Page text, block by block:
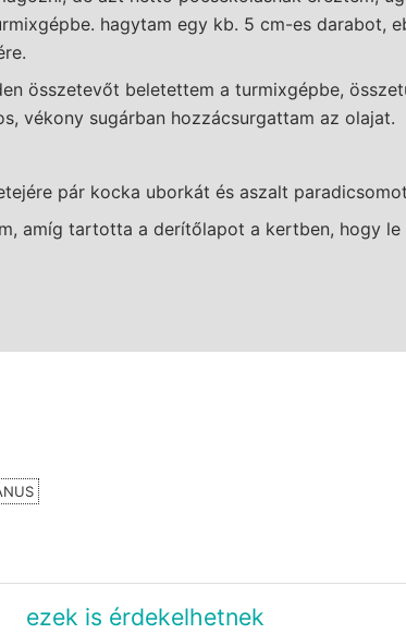
hagytam egy kb. 5 cm-es darabot,
összetevőt beletettem a turmixgépbe,
vékony sugárban hozzácsurgattam az olajat.
pár kocka uborkát és aszalt
amíg tartotta a derítőlapot a kertben, hogy le
ezek is érdekelhetnek